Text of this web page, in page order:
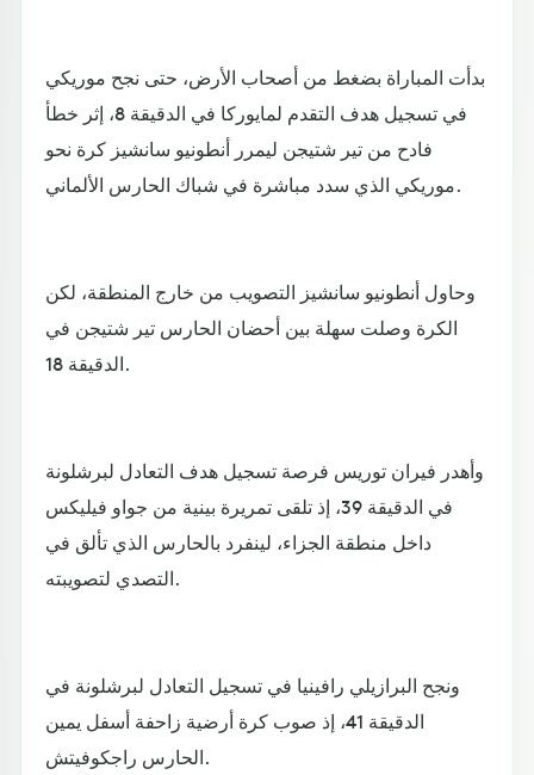
بدأت المباراة بضغط من أصحاب الأرض، حتى نجح موريكي
في تسجيل هدف التقدم لمايوركا في الدقيقة 8، إثر خطأ
فادح من تير شتيجن ليمرر أنطونيو سانشيز كرة نحو
موريكي الذي سدد مباشرة في شباك الحارس الألماني.
وحاول أنطونيو سانشيز التصويب من خارج المنطقة، لكن
الكرة وصلت سهلة بين أحضان الحارس تير شتيجن في
الدقيقة 18.
وأهدر فيران توريس فرصة تسجيل هدف التعادل لبرشلونة
في الدقيقة 39، إذ تلقى تمريرة بينية من جواو فيليكس
داخل منطقة الجزاء، لينفرد بالحارس الذي تألق في
التصدي لتصويبته.
ونجح البرازيلي رافينيا في تسجيل التعادل لبرشلونة في
الدقيقة 41، إذ صوب كرة أرضية زاحفة أسفل يمين
الحارس راجكوفيتش.